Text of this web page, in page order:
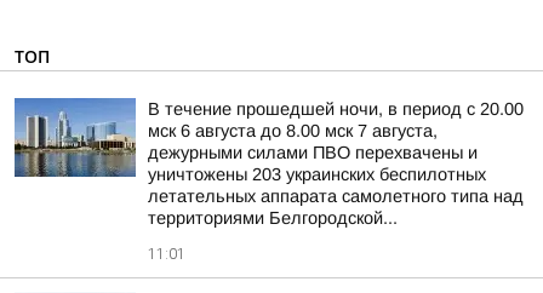
ТОП
В течение прошедшей ночи, в период с 20.00
мск 6 августа до 8.00 мск 7 августа,
дежурными силами ПВО перехвачены и
уничтожены 203 украинских беспилотных
летательных аппарата самолетного типа над
территориями Белгородской...
11:01